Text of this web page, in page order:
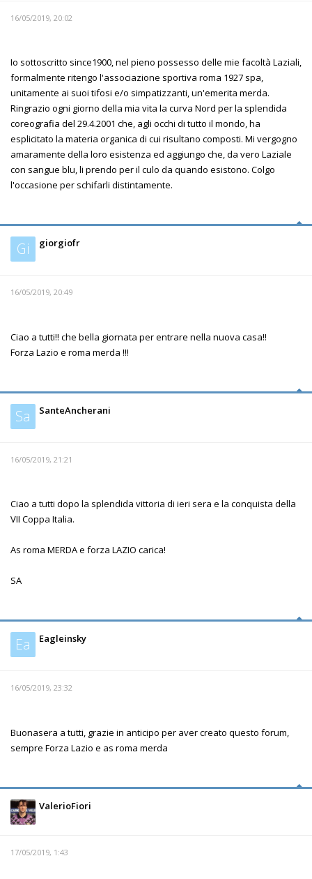
16/05/2019, 20:02
Io sottoscritto since1900, nel pieno possesso delle mie facoltà Laziali,
formalmente ritengo l'associazione sportiva roma 1927 spa,
unitamente ai suoi tifosi e/o simpatizzanti, un'emerita merda.
Ringrazio ogni giorno della mia vita la curva Nord per la splendida
coreografia del 29.4.2001 che, agli occhi di tutto il mondo, ha
esplicitato la materia organica di cui risultano composti. Mi vergogno
amaramente della loro esistenza ed aggiungo che, da vero Laziale
con sangue blu, li prendo per il culo da quando esistono. Colgo
l'occasione per schifarli distintamente.
Gi giorgiofr
16/05/2019, 20:49
Ciao a tutti!! che bella giornata per entrare nella nuova casa!!
Forza Lazio e roma merda !!!
Sa SanteAncherani
16/05/2019, 21:21
Ciao a tutti dopo la splendida vittoria di ieri sera e la conquista della
VII Coppa Italia.
As roma MERDA e forza LAZIO carica!
SA
Ea Eagleinsky
16/05/2019, 23:32
Buonasera a tutti, grazie in anticipo per aver creato questo forum,
sempre Forza Lazio e as roma merda
ValerioFiori
17/05/2019, 1:43